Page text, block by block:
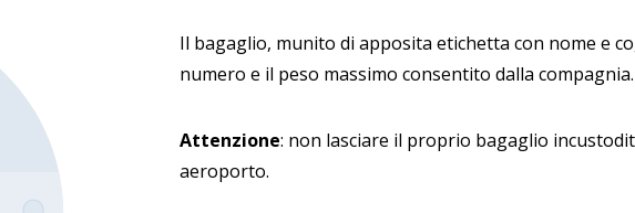
Il bagaglio, munito di apposita etichetta con nome e
numero e il peso massimo consentito dalla compagnia.
Attenzione: non lasciare il proprio bagaglio
aeroporto.